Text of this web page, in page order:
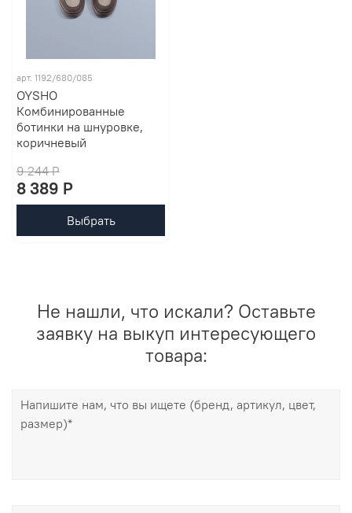
арт. 1192/680/085
OYSHO
Комбинированные
ботинки на шнуровке,
коричневый
9 244 P
8 389 P
Выбрать
Не нашли, что искали? Оставьте
заявку на выкуп интересующего
товара: